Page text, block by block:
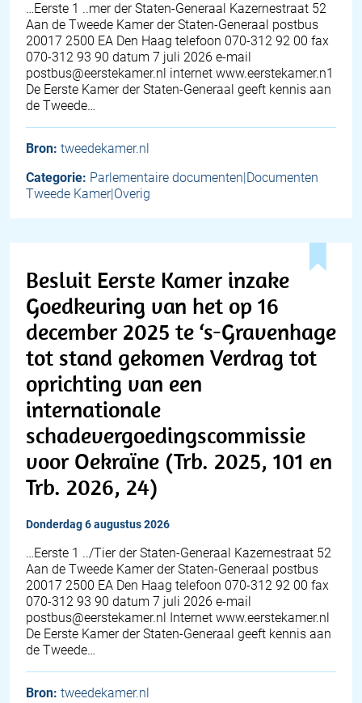
…Eerste 1 ..mer der Staten-Generaal Kazernestraat 52
Aan de Tweede Kamer der Staten-Generaal postbus
20017 2500 EA Den Haag telefoon 070-312 92 00 fax
070-312 93 90 datum 7 juli 2026 e-mail
postbus@eerstekamer.nl internet www.eerstekamer.n1
De Eerste Kamer der Staten-Generaal geeft kennis aan
de Tweede…
Bron: tweedekamer.nl
Categorie: Parlementaire documenten|Documenten
Tweede Kamer|Overig
Besluit Eerste Kamer inzake
Goedkeuring van het op 16
december 2025 te ‘s-Gravenhage
tot stand gekomen Verdrag tot
oprichting van een
internationale
schadevergoedingscommissie
voor Oekraïne (Trb. 2025, 101 en
Trb. 2026, 24)
donderdag 6 augustus 2026
…Eerste 1 ../Tier der Staten-Generaal Kazernestraat 52
Aan de Tweede Kamer der Staten-Generaal postbus
20017 2500 EA Den Haag telefoon 070-312 92 00 fax
070-312 93 90 datum 7 juli 2026 e-mail
postbus@eerstekamer.nl Internet www.eerstekamer.nl
De Eerste Kamer der Staten-Generaal geeft kennis aan
de Tweede…
Bron: tweedekamer.nl